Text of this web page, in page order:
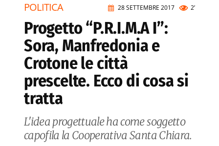
28 SETTEMBRE 2017 2’
POLITICA
Progetto “P.R.I.M.A I”:
Sora, Manfredonia e
Crotone le città
prescelte. Ecco di cosa si
tratta
L'idea progettuale ha come soggetto
capofila la Cooperativa Santa Chiara.